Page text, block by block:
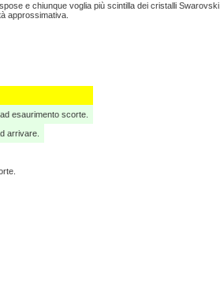
e chiunque voglia più scintilla dei cristalli Swarovski.
approssimativa.
esaurimento scorte.
arrivare.